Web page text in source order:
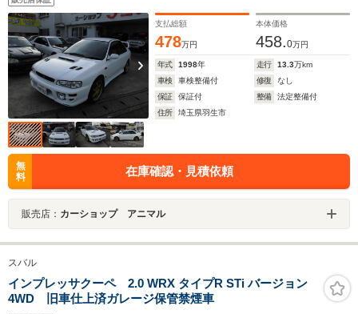
支払総額
478万円
本体価格
458.0万円
年式 1998年 走行 13.3万km
車検
車検整備付 修復
なし
保証
保証付 整備
法定整備付
住所
埼玉県羽生市
無
料
在庫確認・見積依頼
販売店： カーショップ アニマル
スバル
インプレッサクーペ 2.0 WRX タイプR STi バージョン
4WD 旧車仕上済ガレージ保管禁煙車